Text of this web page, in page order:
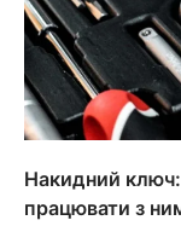
Накидний ключ:
працювати з